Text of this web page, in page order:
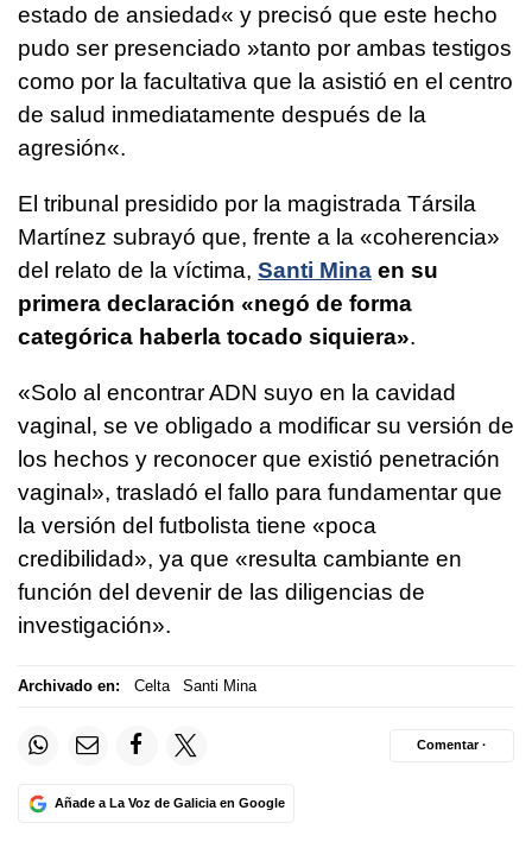
estado de ansiedad« y precisó que este hecho
pudo ser presenciado »tanto por ambas testigos
como por la facultativa que la asistió en el centro
de salud inmediatamente después de la
agresión«.
El tribunal presidido por la magistrada Társila
Martínez subrayó que, frente a la «coherencia»
del relato de la víctima, Santi Mina en su
primera declaración «negó de forma
categórica haberla tocado siquiera».
«Solo al encontrar ADN suyo en la cavidad
vaginal, se ve obligado a modificar su versión de
los hechos y reconocer que existió penetración
vaginal», trasladó el fallo para fundamentar que
la versión del futbolista tiene «poca
credibilidad», ya que «resulta cambiante en
función del devenir de las diligencias de
investigación».
Archivado en: Celta Santi Mina
Añade a La Voz de Galicia en Google
Comentar ·